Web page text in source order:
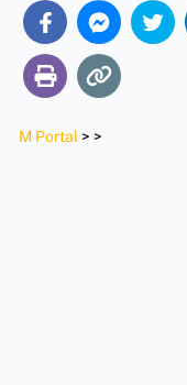
M Portal > >